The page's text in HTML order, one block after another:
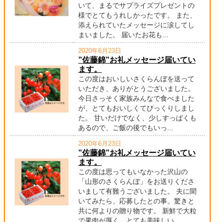
いて、まるでサプライズプレゼントの
様でとてもうれしかったです。 また、
添えられていたメッセージに涙してし
まいました。 届いたお花も...
2020年6月23日
”佐藤錦”お礼メッセージ届いてい
ます。
この度はおいしいさくらんぼを送って
いただき、ありがとうございました。
今日さっそく家族みんなで食べました
が、とてもおいしくてびっくりしまし
た。 甘いだけでなく、少しすっぱくも
あるので、ご飯の後でもいっ...
2020年6月23日
”佐藤錦”お礼メッセージ届いてい
ます。
この度は思ってもいなかった沢山の
「山形のさくらんぼ」をお送りくださ
いまして有難うございました。 夫に聞
いてみたら、応募したとの事。驚きと
共に何よりの贈り物です。 新鮮で大粒
で果肉が厚く、とても美味しい...